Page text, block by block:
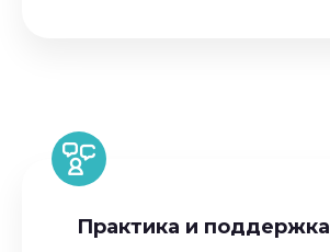
Практика и поддержка